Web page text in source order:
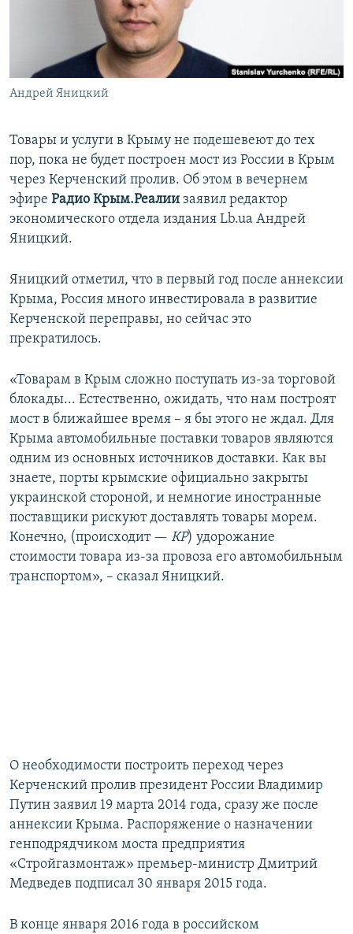
ПОБЕДИТЕЛЕЙ НЕ СУДЯТ?
КРЫМ.НЕПОКОРЕННЫЙ
ELIFBE
УКРАИНСКАЯ ПРОБЛЕМА КРЫМА
ПРИСОЕДИНЯЙТЕСЬ!
Андрей Яницкий
Товары и услуги в Крыму не подешевеют до тех
пор, пока не будет построен мост из России в Крым
через Керченский пролив. Об этом в вечернем
эфире Радио Крым.Реалии заявил редактор
экономического отдела издания Lb.ua Андрей
Яницкий.
Яницкий отметил, что в первый год после аннексии
Крыма, Россия много инвестировала в развитие
Керченской переправы, но сейчас это
прекратилось.
«Товарам в Крым сложно поступать из-за торговой
блокады... Естественно, ожидать, что нам построят
мост в ближайшее время – я бы этого не ждал. Для
Крыма автомобильные поставки товаров являются
одним из основных источников доставки. Как вы
знаете, порты крымские официально закрыты
украинской стороной, и немногие иностранные
поставщики рискуют доставлять товары морем.
Конечно, (происходит — КР) удорожание
стоимости товара из-за провоза его автомобильным
транспортом», – сказал Яницкий.
О необходимости построить переход через
Керченский пролив президент России Владимир
Путин заявил 19 марта 2014 года, сразу же после
аннексии Крыма. Распоряжение о назначении
генподрядчиком моста предприятия
«Стройгазмонтаж» премьер-министр Дмитрий
Медведев подписал 30 января 2015 года.
В конце января 2016 года в российском